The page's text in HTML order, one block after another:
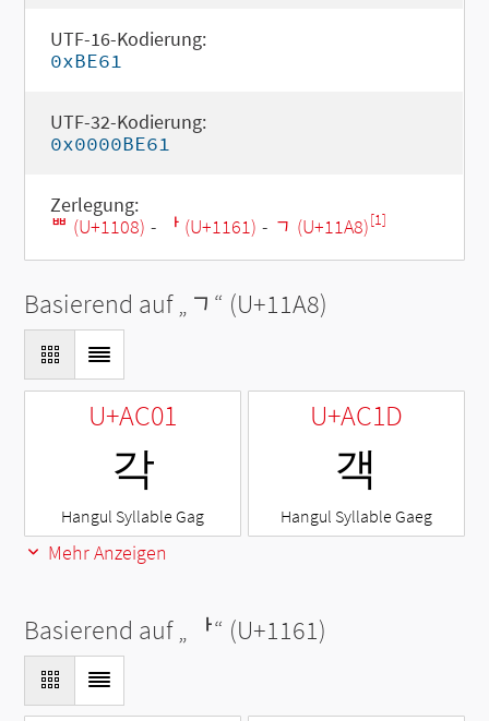
UTF-16-Kodierung:
0xBE61
UTF-32-Kodierung:
0x0000BE61
Zerlegung:
ᄈ (U+1108) - ᅡ (U+1161) - ᆨ (U+11A8)[1]
Basierend auf „ ᆨ “ (U+11A8)
U+AC01
각
Hangul Syllable Gag
U+AC1D
객
Hangul Syllable Gaeg
Mehr Anzeigen
Basierend auf „ ᅡ“ (U+1161)